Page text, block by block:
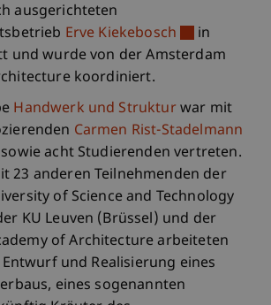
ausgerichteten
Erve Kiekebosch
in
und wurde von der Amsterdam
koordiniert.
Handwerk und Strukturwar mit
Carmen Rist-Stadelmann
sowie acht Studierenden vertreten.
23 anderen Teilnehmenden der
of Science and Technology
KU Leuven (Brüssel) und der
of Architecture arbeiteten
und Realisierung eines
eines sogenannten